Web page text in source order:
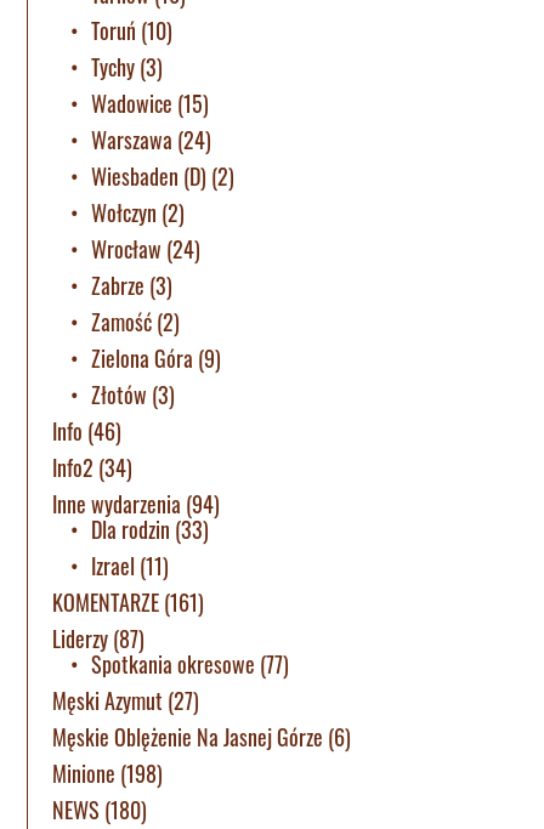
Toruń (10)
Tychy(3)
Wadowice (15)
Warszawa (24)
Wiesbaden (D) (2)
Wołczyn (2)
Wrocław (24)
Zabrze (3)
Zamość(2)
Zielona Góra (9)
Złotów (3)
Info (46)
Info2 (34)
Inne wydarzenia (94)
Dla rodzin (33)
Izrael (11)
KOMENTARZE(161)
Liderzy(87)
Spotkania okresowe (77)
Męski Azymut (27)
Męskie Oblężenie Na Jasnej Górze (6)
Minione (198)
NEWS (180)